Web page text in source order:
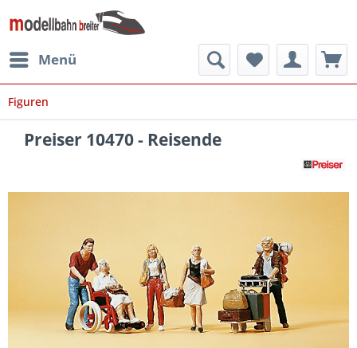
Menü
Figuren
Preiser 10470 - Reisende